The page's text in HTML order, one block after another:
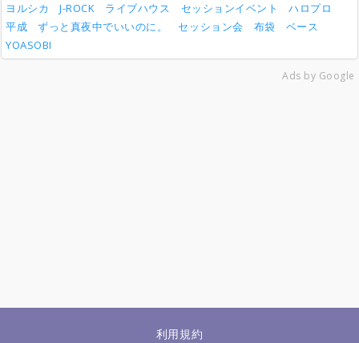
ヨルシカ
J-ROCK ライブハウス セッションイベント
ハロプロ
平成
ずっと真夜中でいいのに。 セッション会 布袋
ベース
YOASOBI
Ads by Google
利用規約